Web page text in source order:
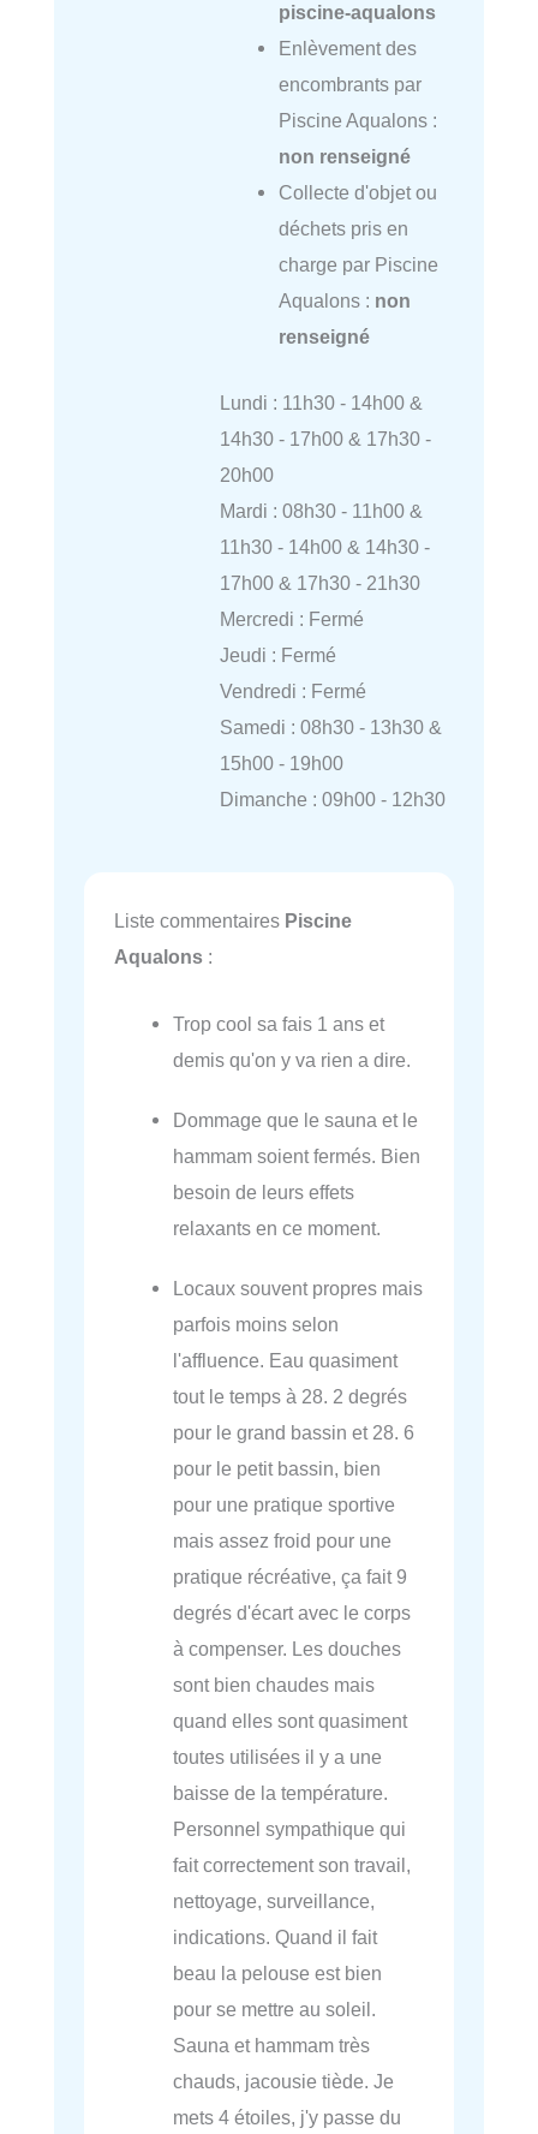
piscine-aqualons
Enlèvement des
encombrants par
Piscine Aqualons :
non renseigné
Collecte d'objet ou
déchets pris en
charge par Piscine
Aqualons : non
renseigné
Lundi : 11h30 - 14h00 &
14h30 - 17h00 & 17h30 -
20h00
Mardi : 08h30 - 11h00 &
11h30 - 14h00 & 14h30 -
17h00 & 17h30 - 21h30
Mercredi : Fermé
Jeudi : Fermé
Vendredi : Fermé
Samedi : 08h30 - 13h30 &
15h00 - 19h00
Dimanche : 09h00 - 12h30
Liste commentaires Piscine
Aqualons :
Trop cool sa fais 1 ans et
demis qu'on y va rien a dire.
Dommage que le sauna et le
hammam soient fermés. Bien
besoin de leurs effets
relaxants en ce moment.
Locaux souvent propres mais
parfois moins selon
l'affluence. Eau quasiment
tout le temps à 28. 2 degrés
pour le grand bassin et 28. 6
pour le petit bassin, bien
pour une pratique sportive
mais assez froid pour une
pratique récréative, ça fait 9
degrés d'écart avec le corps
à compenser. Les douches
sont bien chaudes mais
quand elles sont quasiment
toutes utilisées il y a une
baisse de la température.
Personnel sympathique qui
fait correctement son travail,
nettoyage, surveillance,
indications. Quand il fait
beau la pelouse est bien
pour se mettre au soleil.
Sauna et hammam très
chauds, jacousie tiède. Je
mets 4 étoiles, j'y passe du